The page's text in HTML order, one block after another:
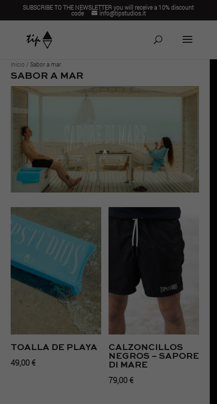
SUBSCRIBE TO THE NEWSLETTER you will receive a 10% discount
code info@tipstudios.it
Inicio / Sabor a mar
SABOR A MAR
TOALLA DE PLAYA
49,00€
CALZONCILLOS
NEGROS – SAPORE
DI MARE
79,00€